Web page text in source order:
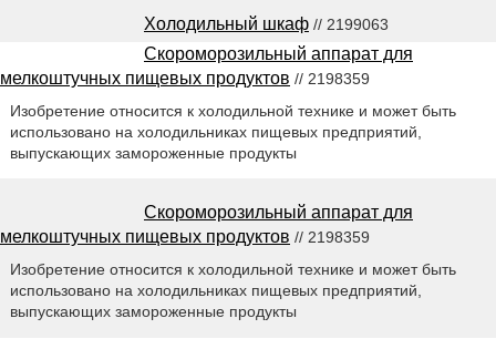
Холодильный шкаф // 2199063
Скороморозильный аппарат для
мелкоштучных пищевых продуктов // 2198359
Изобретение относится к холодильной технике и может быть
использовано на холодильниках пищевых предприятий,
выпускающих замороженные продукты
Скороморозильный аппарат для
мелкоштучных пищевых продуктов // 2198359
Изобретение относится к холодильной технике и может быть
использовано на холодильниках пищевых предприятий,
выпускающих замороженные продукты